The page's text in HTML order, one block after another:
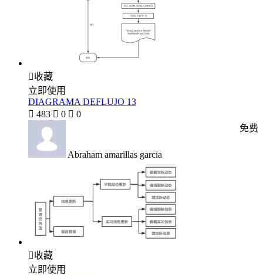
收藏
立即使用
DIAGRAMA DEFLUJO 13
 483  0  0
Abraham amarillas garcia
免费
收藏
立即使用